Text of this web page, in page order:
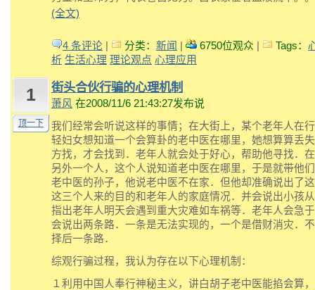
(全文)
4 条评论 分类： 新闻 6750位观众 Tags：
析 生活心理 理论观点 心理应用
1
顶一下
街头合伙行骗的心理机制
萧风 在2008/11/6 21:43:27发布说
我们经常会听说这样的事情；在大街上，某个老年人在
轻妇女想知道一个会算卦的老中医在哪里，她想算算丢
方找，才会找到．老年人就会处于好心，帮助他寻找．
另外一个人，这个人说知道老中医在哪里，于是就带他
老中医的孙子，他说老中医不在家．但他却准确说出了
这三个人来的目的和老年人的家庭情况．并会说出小孩
指出老年人明天会遇到重大灾难如车祸等．老年人会急
会说出两条路．一条是无法实现的，一个是借财消灾．
择后一条路．
综观行骗过程，我认为存在以下心理机制：
１利用中国人奉行神秘主义，讲白胡子老中医能掐会算